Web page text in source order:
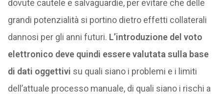
dovute cautele e salvaguardie, per evitare che delle
grandi potenzialità si portino dietro effetti collaterali
dannosi per gli anni futuri. L’introduzione del voto
elettronico deve quindi essere valutata sulla base
di dati oggettivi su quali siano i problemi e i limiti
dell’attuale processo manuale, di quali siano i rischi a